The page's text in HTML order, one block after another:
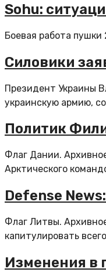
Sohu:
Боевая работа
Силовики
Президент Украины
украинскую армию,
Политик
Флаг Дании.
Арктического
Defense
Флаг Литвы.
капитулировать
Изменения в